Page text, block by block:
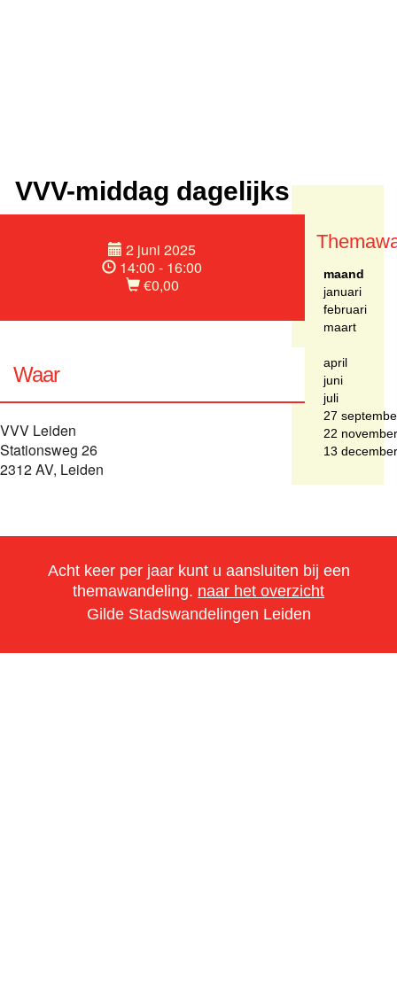
VVV-middag dagelijks
2 juni 2025
14:00 - 16:00
€0,00
Waar
VVV Leiden
Stationsweg 26
2312 AV, Leiden
maand
januari
februari
maart
april
juni
juli
27
22 november
13 december
Acht keer per jaar kunt u aansluiten bij een
themawandeling. naar het overzicht
Gilde Stadswandelingen Leiden